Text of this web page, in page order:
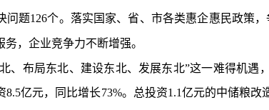
问题126个。落实国家、省、市各类惠企惠民政策
，企业竞争力不断增强。
、布局东北、建设东北、发展东北”这一难得机遇
8.5亿元，同比增长73%。总投资1.1亿元的中储粮改